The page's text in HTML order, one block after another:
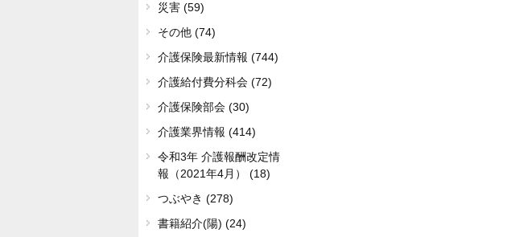
災害 (59)
その他 (74)
介護保険最新情報 (744)
介護給付費分科会 (72)
介護保険部会 (30)
介護業界情報 (414)
令和3年 介護報酬改定情
報（2021年4月） (18)
つぶやき (278)
書籍紹介(陽) (24)